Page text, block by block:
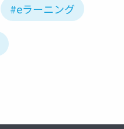
#eラーニング